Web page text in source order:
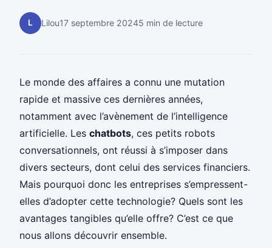
L Lilou17 septembre 20245 min de lecture
Le monde des affaires a connu une mutation
rapide et massive ces dernières années,
notamment avec l’avènement de l’intelligence
artificielle. Les chatbots, ces petits robots
conversationnels, ont réussi à s’imposer dans
divers secteurs, dont celui des services financiers.
Mais pourquoi donc les entreprises s’empressent-
elles d’adopter cette technologie? Quels sont les
avantages tangibles qu’elle offre? C’est ce que
nous allons découvrir ensemble.